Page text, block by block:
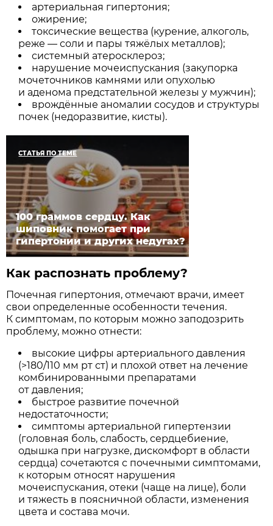
артериальная гипертония;
ожирение;
токсические вещества (курение, алкоголь,
реже — соли и пары тяжёлых металлов);
системный атеросклероз;
нарушение мочеиспускания (закупорка
мочеточников камнями или опухолью
и аденома предстательной железы у мужчин);
врождённые аномалии сосудов и структуры
почек (недоразвитие, кисты).
СТАТЬЯ ПО ТЕМЕ
100 граммов сердцу. Как
шиповник помогает при
гипертонии и других недугах?
Как распознать проблему?
Почечная гипертония, отмечают врачи, имеет
свои определенные особенности течения.
К симптомам, по которым можно заподозрить
проблему, можно отнести:
высокие цифры артериального давления
(>180/110 мм рт ст) и плохой ответ на лечение
комбинированными препаратами
от давления;
быстрое развитие почечной
недостаточности;
симптомы артериальной гипертензии
(головная боль, слабость, сердцебиение,
одышка при нагрузке, дискомфорт в области
сердца) сочетаются с почечными симптомами,
к которым относят нарушения
мочеиспускания, отеки (чаще на лице), боли
и тяжесть в поясничной области, изменения
цвета и состава мочи.